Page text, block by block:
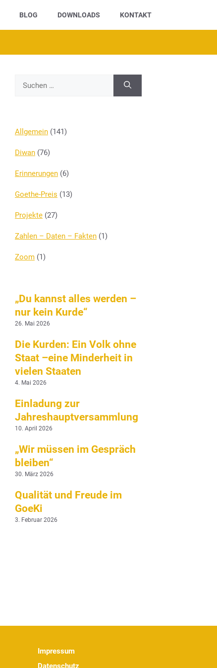
BLOG DOWNLOADS KONTAKT
nach:
Allgemein (141)
Diwan (76)
Erinnerungen (6)
Goethe-Preis (13)
Projekte (27)
Zahlen – Daten – Fakten (1)
Zoom (1)
„Du kannst alles werden –
nur kein Kurde“
26. Mai 2026
Die Kurden: Ein Volk ohne
Staat –eine Minderheit in
vielen Staaten
4. Mai 2026
Einladung zur
Jahreshauptversammlung
10. April 2026
„Wir müssen im Gespräch
bleiben“
30. März 2026
Qualität und Freude im
GoeKi
3. Februar 2026
Impressum
Datenschutz